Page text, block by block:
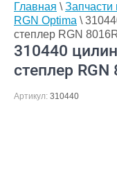
Главная \ Запчасти
RGN Optima \
степлер RGN
310440
степлер RGN
Артикул: 310440